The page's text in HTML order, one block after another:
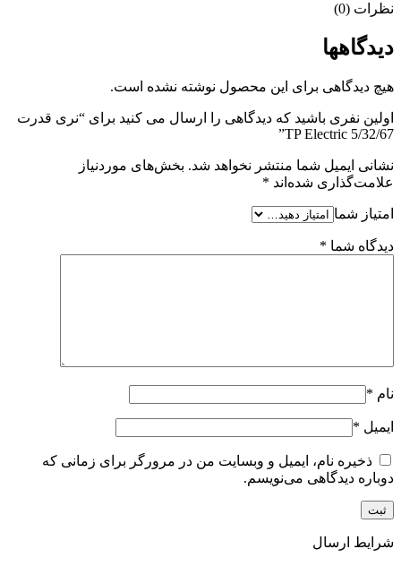
نظرات (0)
دیدگاهها
هیچ دیدگاهی برای این محصول نوشته نشده است.
اولین نفری باشید که دیدگاهی را ارسال می کنید برای “نری قدرت
5/32/67 TP Electric”
نشانی ایمیل شما منتشر نخواهد شد. بخش‌های موردنیاز
علامت‌گذاری شده‌اند *
امتیاز شما
دیدگاه شما *
نام *
ایمیل *
ذخیره نام، ایمیل و وبسایت من در مرورگر برای زمانی که
دوباره دیدگاهی می‌نویسم.
شرایط ارسال